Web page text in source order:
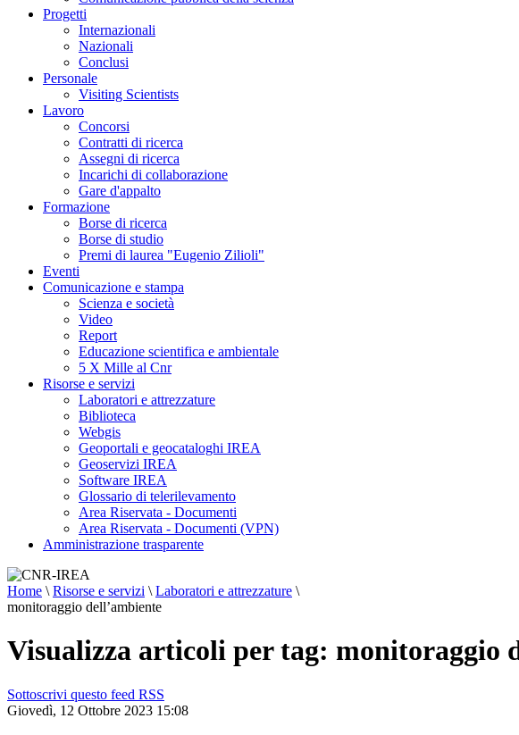
Progetti
Internazionali
Nazionali
Conclusi
Personale
Visiting Scientists
Lavoro
Concorsi
Contratti di ricerca
Assegni di ricerca
Incarichi di collaborazione
Gare d'appalto
Formazione
Borse di ricerca
Borse di studio
Premi di laurea "Eugenio Zilioli"
Eventi
Comunicazione e stampa
Scienza e società
Video
Report
Educazione scientifica e ambientale
5 X Mille al Cnr
Risorse e servizi
Laboratori e attrezzature
Biblioteca
Webgis
Geoportali e geocataloghi IREA
Geoservizi IREA
Software IREA
Glossario di telerilevamento
Area Riservata - Documenti
Area Riservata - Documenti (VPN)
Amministrazione trasparente
Home \ Risorse e servizi \ Laboratori e attrezzature \
monitoraggio dell’ambiente
Visualizza articoli per tag: monitoraggio
Sottoscrivi questo feed RSS
Giovedì, 12 Ottobre 2023 15:08